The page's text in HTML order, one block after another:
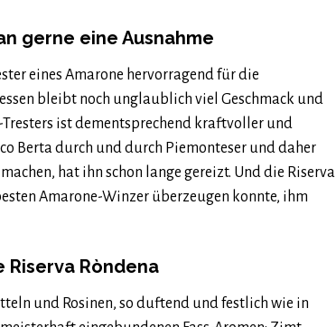
gerne eine Ausnahme
eines Amarone hervorragend für die
bleibt noch unglaublich viel Geschmack und
ist dementsprechend kraftvoller und
Berta durch und durch Piemonteser und daher
hat ihn schon lange gereizt. Und die Riserva
Amarone-Winzer überzeugen konnte, ihm
Riserva Ròndena
und Rosinen, so duftend und festlich wie in